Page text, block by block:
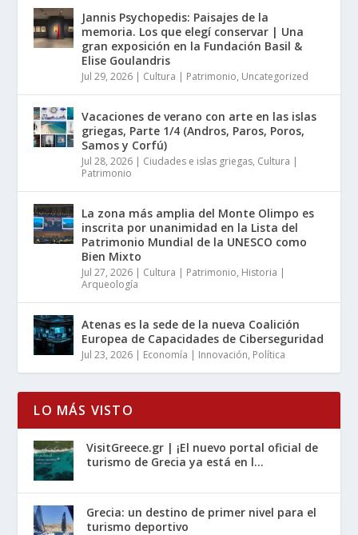
Jannis Psychopedis: Paisajes de la
memoria. Los que elegí conservar | Una
gran exposición en la Fundación Basil &
Elise Goulandris
Jul 29, 2026 | Cultura | Patrimonio, Uncategorized
Vacaciones de verano con arte en las islas
griegas, Parte 1/4 (Andros, Paros, Poros,
Samos y Corfú)
Jul 28, 2026 | Ciudades e islas griegas, Cultura |
Patrimonio
La zona más amplia del Monte Olimpo es
inscrita por unanimidad en la Lista del
Patrimonio Mundial de la UNESCO como
Bien Mixto
Jul 27, 2026 | Cultura | Patrimonio, Historia |
Arqueología
Atenas es la sede de la nueva Coalición
Europea de Capacidades de Ciberseguridad
Jul 23, 2026 | Economía | Innovación, Política
LO MÁS VISTO
VisitGreece.gr | ¡El nuevo portal oficial de
turismo de Grecia ya está en l...
Grecia: un destino de primer nivel para el
turismo deportivo